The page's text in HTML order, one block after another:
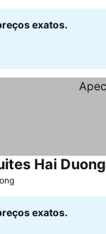
exatos.
Hai Duong
exatos.